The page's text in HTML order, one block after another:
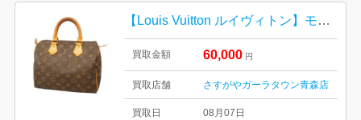
【Louis Vuitton ルイヴィトン】モノグラム・キャンバス・スピーディ30・メンズ・レディース
買取金額 60,000 円
買取店舗 さすがやガーラタウン青森店
買取日 08月07日